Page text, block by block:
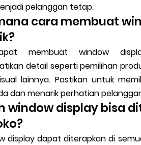
pelanggan tetap.
cara membuat
membuat window
detail seperti pemilihan
lainnya. Pastikan untuk
dan menarik perhatian
window display bisa
display dapat diterapkan di